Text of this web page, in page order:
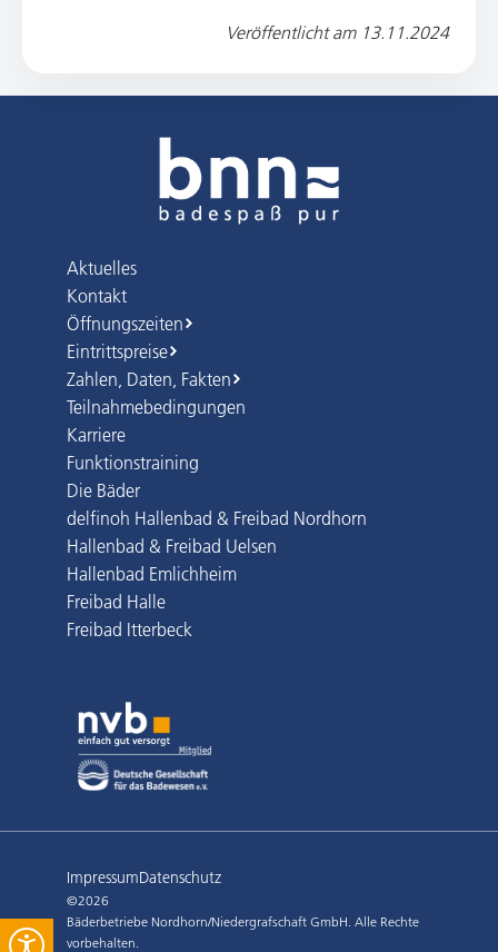
Veröffentlicht am 13.11.2024
Aktuelles
Kontakt
Öffnungszeiten
Eintrittspreise
Zahlen, Daten, Fakten
Teilnahmebedingungen
Karriere
Funktionstraining
Die Bäder
delfinoh Hallenbad & Freibad Nordhorn
Hallenbad & Freibad Uelsen
Hallenbad Emlichheim
Freibad Halle
Freibad Itterbeck
©2026
Bäderbetriebe Nordhorn/Niedergrafschaft GmbH. Alle Rechte
vorbehalten.
ImpressumDatenschutz